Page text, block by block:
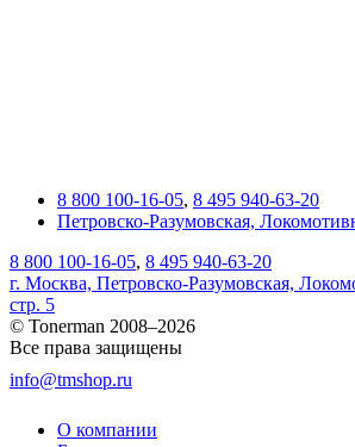
8 800 100-16-05, 8 495 940-63-20
Петровско-Разумовская,
8 800 100-16-05, 8 495 940-63-20
г. Москва, Петровско-Разумовская,
стр. 5
© Tonerman 2008–2026
Все права защищены
info@tmshop.ru
О компании